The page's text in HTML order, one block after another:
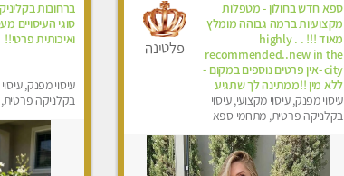
ספא חדש בחולון - מטפלות
מקצועיות ברמה גבוהה מומלץ
מאוד !!! . . highly
recommended..new in the
city -אין פרטים נוספים במקום -
ללא מין !!ממתינה לך שתגיע
עיסוי מפנק, עיסוי מקצועי, עיסוי
בקלניקה פרטית, מתחמי ספא
פלטינה
ברחובות
סוגי העיסויים
ואיכותית פרטי!!
עיסוי מפנק,
בקלניקה